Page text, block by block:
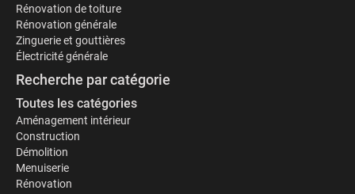
Rénovation de toiture
Rénovation générale
Zinguerie et gouttières
Électricité générale
Recherche par catégorie
Toutes les catégories
Aménagement intérieur
Construction
Démolition
Menuiserie
Rénovation